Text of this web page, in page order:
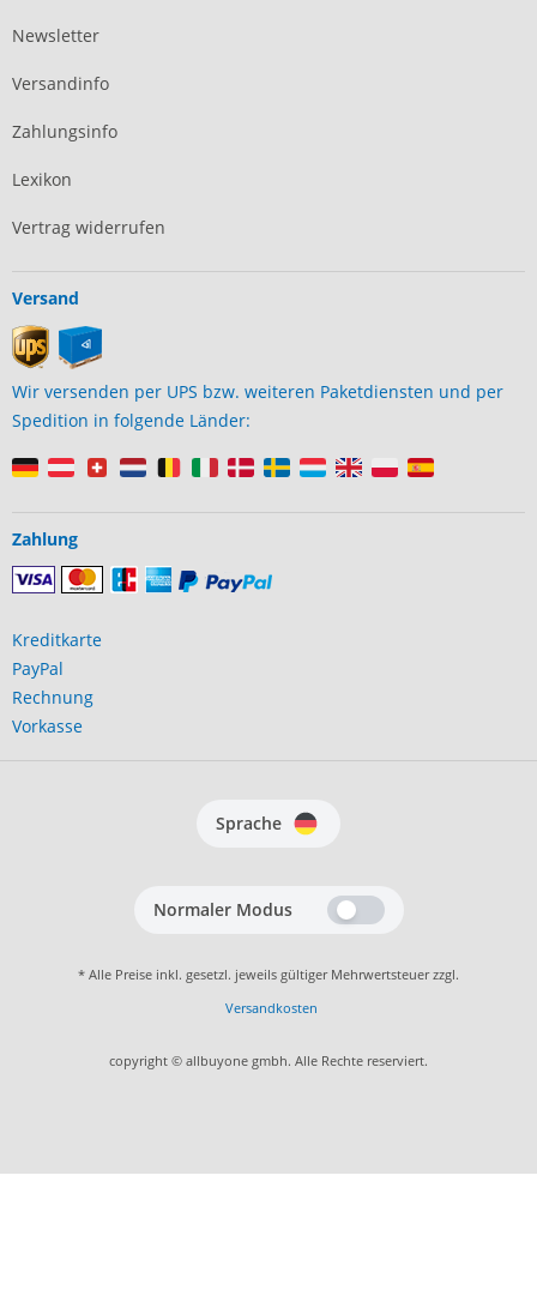
Newsletter
Versandinfo
Zahlungsinfo
Lexikon
Vertrag widerrufen
Versand
Wir versenden per UPS bzw. weiteren Paketdiensten und per
Spedition in folgende Länder:
Zahlung
Kreditkarte
PayPal
Rechnung
Vorkasse
Sprache
Normaler Modus
* Alle Preise inkl. gesetzl. jeweils gültiger Mehrwertsteuer zzgl.
Versandkosten
copyright © allbuyone gmbh. Alle Rechte reserviert.